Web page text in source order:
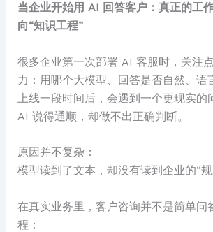
当企业开始用 AI 回答客户：真正的工
向“知识工程”
很多企业第一次部署 AI 客服时，关注
力：用哪个大模型、回答是否自然、语
上线一段时间后，会遇到一个更现实
AI 说得通顺，却做不出正确判断。
原因并不复杂：
模型读到了文本，却没有读到企业的“规
在真实业务里，客户咨询并不是简单问
程：